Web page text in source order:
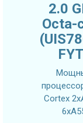
2.0
Octa-
Cortex